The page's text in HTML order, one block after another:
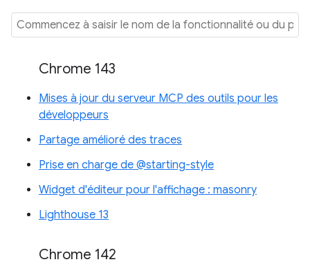
Chrome 143
Mises à jour du serveur MCP des outils pour les
développeurs
Partage amélioré des traces
Prise en charge de @starting-style
Widget d'éditeur pour l'affichage : masonry
Lighthouse 13
Chrome 142